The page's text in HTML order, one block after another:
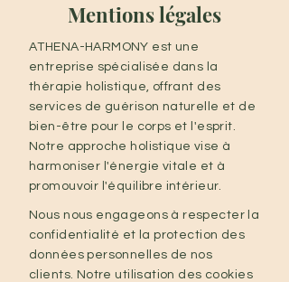
Mentions légales
ATHENA-HARMONY est une
entreprise spécialisée dans la
thérapie holistique, offrant des
services de guérison naturelle et de
bien-être pour le corps et l'esprit.
Notre approche holistique vise à
harmoniser l'énergie vitale et à
promouvoir l'équilibre intérieur.
Nous nous engageons à respecter la
confidentialité et la protection des
données personnelles de nos
clients. Notre utilisation des cookies